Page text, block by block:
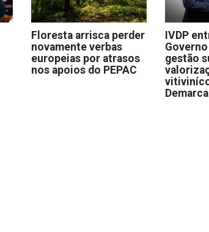
Floresta arrisca perder
novamente verbas
europeias por atrasos
nos apoios do PEPAC
IVDP
gestão